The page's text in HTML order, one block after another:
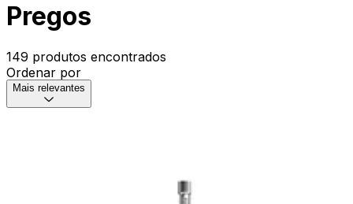
Pregos
149 produtos encontrados
Ordenar por
Mais relevantes